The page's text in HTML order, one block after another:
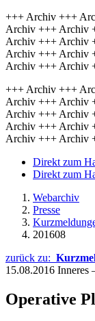
+++ Archiv +++
Archiv +++ Archiv
Archiv +++ Archiv
Archiv +++ Archiv
Archiv +++ Archiv
+++ Archiv +++
Archiv +++ Archiv
Archiv +++ Archiv
Archiv +++ Archiv
Archiv +++ Archiv
Direkt zum
Direkt zum
Webarchiv
Presse
201608
zurück zu:
15.08.2016
Operative